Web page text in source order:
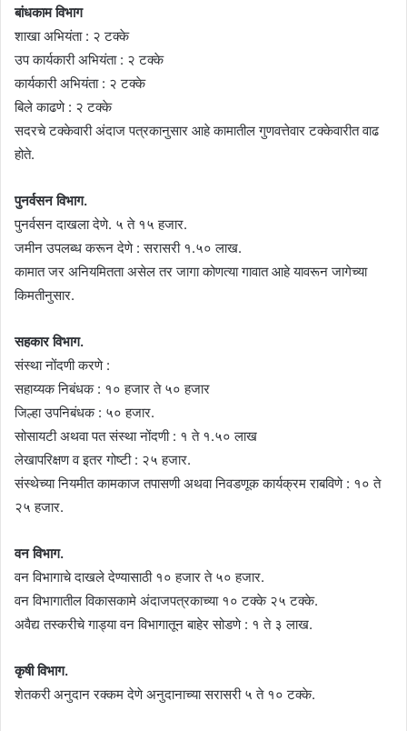
बांधकाम विभाग
शाखा अभियंता : २ टक्के
उप कार्यकारी अभियंता : २ टक्के
कार्यकारी अभियंता : २ टक्के
बिले काढणे : २ टक्के
सदरचे टक्केवारी अंदाज पत्रकानुसार आहे कामातील गुणवत्तेवार टक्केवारीत वाढ
होते.
पुनर्वसन विभाग.
पुनर्वसन दाखला देणे. ५ ते १५ हजार.
जमीन उपलब्ध करून देणे : सरासरी १.५० लाख.
कामात जर अनियमितता असेल तर जागा कोणत्या गावात आहे यावरून जागेच्या
किमतीनुसार.
सहकार विभाग.
संस्था नोंदणी करणे :
सहाय्यक निबंधक : १० हजार ते ५० हजार
जिल्हा उपनिबंधक : ५० हजार.
सोसायटी अथवा पत संस्था नोंदणी : १ ते १.५० लाख
लेखापरिक्षण व इतर गोष्टी : २५ हजार.
संस्थेच्या नियमीत कामकाज तपासणी अथवा निवडणूक कार्यक्रम राबविणे : १० ते
२५ हजार.
वन विभाग.
वन विभागाचे दाखले देण्यासाठी १० हजार ते ५० हजार.
वन विभागातील विकासकामे अंदाजपत्रकाच्या १० टक्के २५ टक्के.
अवैद्य तस्करीचे गाड्या वन विभागातून बाहेर सोडणे : १ ते ३ लाख.
कृषी विभाग.
शेतकरी अनुदान रक्कम देणे अनुदानाच्या सरासरी ५ ते १० टक्के.